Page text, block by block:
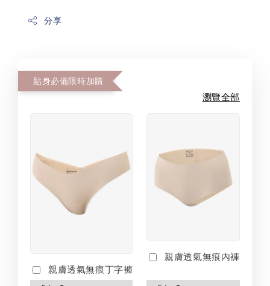
分享
貼身必備限時加購
瀏覽全部
親膚透氣無痕丁字褲
親膚透氣無痕內褲